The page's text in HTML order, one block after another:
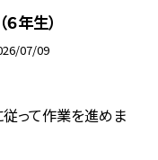
年生）
07/09
って作業を進めま